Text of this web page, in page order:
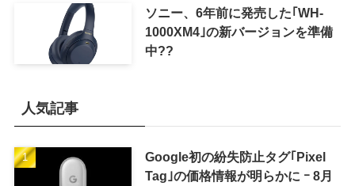
ソニー、6年前に発売した｢WH-
1000XM4｣の新バージョンを準備
中??
人気記事
Google初の紛失防止タグ｢Pixel
Tag｣の価格情報が明らかに ｰ 8月